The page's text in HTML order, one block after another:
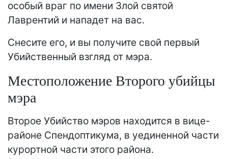
особый враг по имени Злой святой
Лаврентий и нападет на вас.
Снесите его, и вы получите свой первый
Убийственный взгляд от мэра.
Местоположение Второго убийцы
мэра
Второе Убийство мэров находится в вице-
районе Спендоптикума, в уединенной части
курортной части этого района.